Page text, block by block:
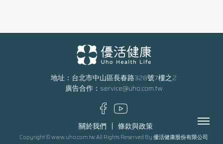
地址：台北市中山區長春路328號7樓之2
廣告合作： service@uho.com.tw
關於我們 條款與政策
Copyright © www.uho.com.tw All Rights Reserved By 優活健康股份有限公司
Menu